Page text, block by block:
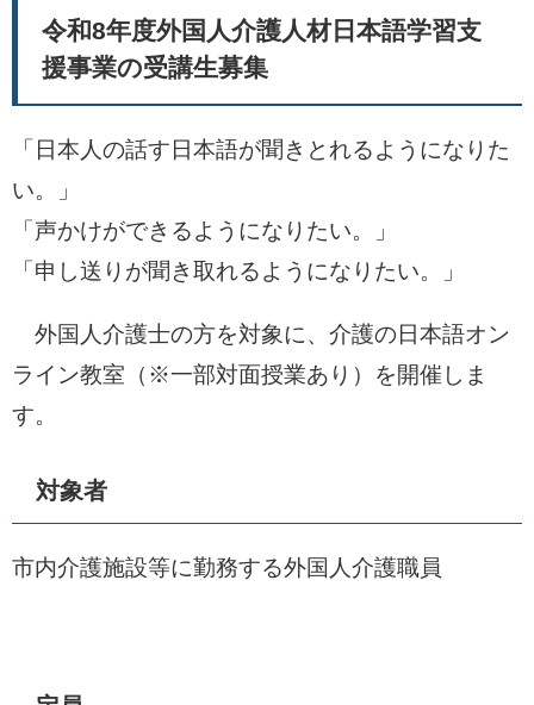
令和8年度外国人介護人材日本語学習支
援事業の受講生募集
「日本人の話す日本語が聞きとれるようになりた
い。」
「声かけができるようになりたい。」
「申し送りが聞き取れるようになりたい。」
外国人介護士の方を対象に、介護の日本語オン
ライン教室（※一部対面授業あり）を開催しま
す。
対象者
市内​介護施設等に勤務する外国人介護職員